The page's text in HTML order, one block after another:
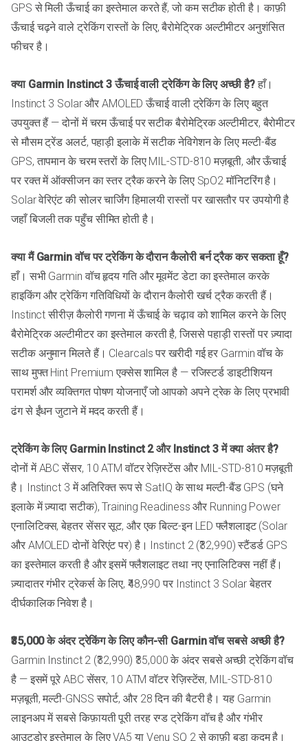
GPS से मिली ऊँचाई का इस्तेमाल करते हैं, जो कम सटीक होती है। काफ़ी
ऊँचाई चढ़ने वाले ट्रेकिंग रास्तों के लिए, बैरोमेट्रिक अल्टीमीटर अनुशंसित
फीचर है।
क्या Garmin Instinct 3 ऊँचाई वाली ट्रेकिंग के लिए अच्छी है?हाँ।
Instinct 3 Solar और AMOLED ऊँचाई वाली ट्रेकिंग के लिए बहुत
उपयुक्त हैं — दोनों में चरम ऊँचाई पर सटीक बैरोमेट्रिक अल्टीमीटर, बैरोमीटर
से मौसम ट्रेंड अलर्ट, पहाड़ी इलाके में सटीक नेविगेशन के लिए मल्टी-बैंड
GPS, तापमान के चरम स्तरों के लिए MIL-STD-810 मज़बूती, और ऊँचाई
पर रक्त में ऑक्सीजन का स्तर ट्रैक करने के लिए SpO2 मॉनिटरिंग है।
Solar वेरिएंट की सोलर चार्जिंग हिमालयी रास्तों पर खासतौर पर उपयोगी है
जहाँ बिजली तक पहुँच सीमित होती है।
क्या मैं Garmin वॉच पर ट्रेकिंग के दौरान कैलोरी बर्न ट्रैक कर सकता हूँ?
हाँ। सभी Garmin वॉच हृदय गति और मूवमेंट डेटा का इस्तेमाल करके
हाइकिंग और ट्रेकिंग गतिविधियों के दौरान कैलोरी खर्च ट्रैक करती हैं।
Instinct सीरीज़ कैलोरी गणना में ऊँचाई के चढ़ाव को शामिल करने के लिए
बैरोमेट्रिक अल्टीमीटर का इस्तेमाल करती है, जिससे पहाड़ी रास्तों पर ज़्यादा
सटीक अनुमान मिलते हैं। Clearcals पर खरीदी गई हर Garmin वॉच के
साथ मुफ्त Hint Premium एक्सेस शामिल है — रजिस्टर्ड डाइटीशियन
परामर्श और व्यक्तिगत पोषण योजनाएँ जो आपको अपने ट्रेक के लिए प्रभावी
ढंग से ईंधन जुटाने में मदद करती हैं।
ट्रेकिंग के लिए Garmin Instinct 2 और Instinct 3 में क्या अंतर है?
दोनों में ABC सेंसर, 10 ATM वॉटर रेज़िस्टेंस और MIL-STD-810 मज़बूती
है। Instinct 3 में अतिरिक्त रूप से SatIQ के साथ मल्टी-बैंड GPS (घने
इलाके में ज़्यादा सटीक), Training Readiness और Running Power
एनालिटिक्स, बेहतर सेंसर सूट, और एक बिल्ट-इन LED फ्लैशलाइट (Solar
और AMOLED दोनों वेरिएंट पर) है। Instinct 2 (₹32,990) स्टैंडर्ड GPS
का इस्तेमाल करती है और इसमें फ्लैशलाइट तथा नए एनालिटिक्स नहीं हैं।
ज़्यादातर गंभीर ट्रेकर्स के लिए, ₹48,990 पर Instinct 3 Solar बेहतर
दीर्घकालिक निवेश है।
₹35,000 के अंदर ट्रेकिंग के लिए कौन-सी Garmin वॉच सबसे अच्छी है?
Garmin Instinct 2 (₹32,990) ₹35,000 के अंदर सबसे अच्छी ट्रेकिंग वॉच
है — इसमें पूरे ABC सेंसर, 10 ATM वॉटर रेज़िस्टेंस, MIL-STD-810
मज़बूती, मल्टी-GNSS सपोर्ट, और 28 दिन की बैटरी है। यह Garmin
लाइनअप में सबसे किफ़ायती पूरी तरह रग्ड ट्रेकिंग वॉच है और गंभीर
आउटडोर इस्तेमाल के लिए VA5 या Venu SQ 2 से काफ़ी बड़ा कदम है।